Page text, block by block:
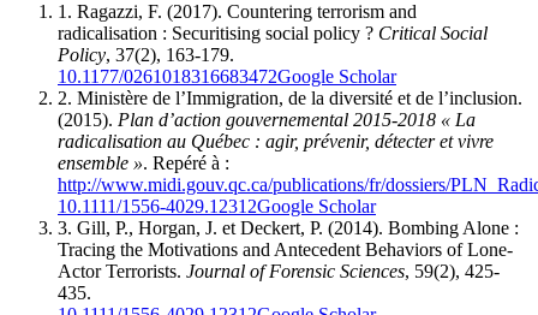
1. Ragazzi, F. (2017). Countering terrorism and
radicalisation : Securitising social policy ? Critical Social
Policy, 37(2), 163-179.
10.1177/0261018316683472Google Scholar
2. Ministère de l’Immigration, de la diversité et de l’inclusion.
(2015). Plan d’action gouvernemental 2015-2018 « La
radicalisation au Québec : agir, prévenir, détecter et vivre
ensemble ». Repéré à :
http://www.midi.gouv.qc.ca/publications/fr/dossiers/
10.1111/1556-4029.12312Google Scholar
3. Gill, P., Horgan, J. et Deckert, P. (2014). Bombing Alone :
Tracing the Motivations and Antecedent Behaviors of Lone-
Actor Terrorists. Journal of Forensic Sciences, 59(2), 425-
435.